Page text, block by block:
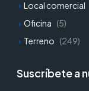
Local comercial
Oficina (5)
Terreno (249)
Suscríbete a